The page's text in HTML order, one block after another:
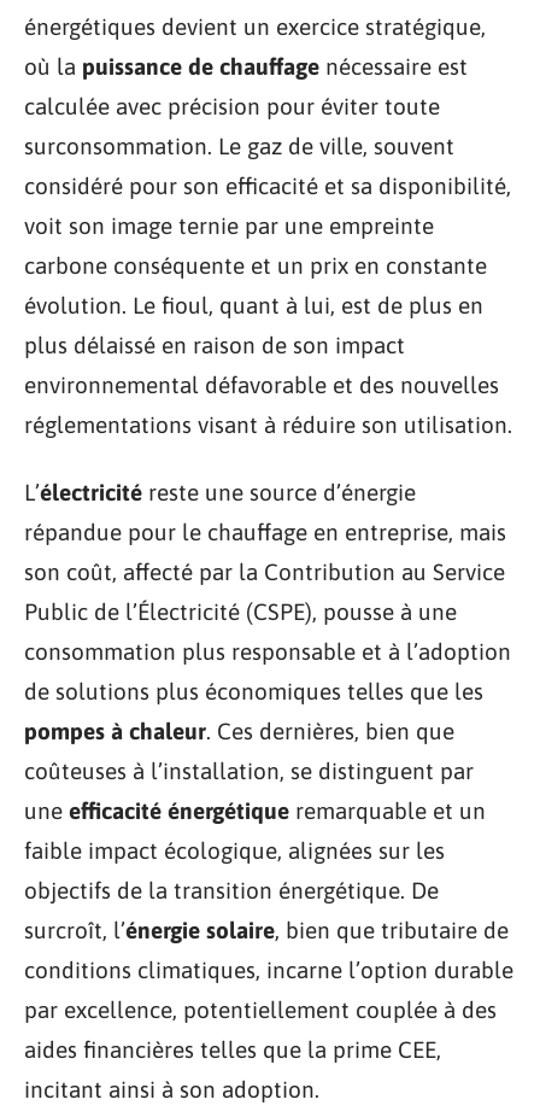
énergétiques devient un exercice stratégique,
où la puissance de chauffage nécessaire est
calculée avec précision pour éviter toute
surconsommation. Le gaz de ville, souvent
considéré pour son efficacité et sa disponibilité,
voit son image ternie par une empreinte
carbone conséquente et un prix en constante
évolution. Le fioul, quant à lui, est de plus en
plus délaissé en raison de son impact
environnemental défavorable et des nouvelles
réglementations visant à réduire son utilisation.
L’électricité reste une source d’énergie
répandue pour le chauffage en entreprise, mais
son coût, affecté par la Contribution au Service
Public de l’Électricité (CSPE), pousse à une
consommation plus responsable et à l’adoption
de solutions plus économiques telles que les
pompes à chaleur. Ces dernières, bien que
coûteuses à l’installation, se distinguent par
une efficacité énergétique remarquable et un
faible impact écologique, alignées sur les
objectifs de la transition énergétique. De
surcroît, l’énergie solaire, bien que tributaire de
conditions climatiques, incarne l’option durable
par excellence, potentiellement couplée à des
aides financières telles que la prime CEE,
incitant ainsi à son adoption.